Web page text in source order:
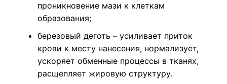
проникновение мази к клеткам
образования;
березовый деготь – усиливает приток
крови к месту нанесения, нормализует,
ускоряет обменные процессы в тканях,
расщепляет жировую структуру.